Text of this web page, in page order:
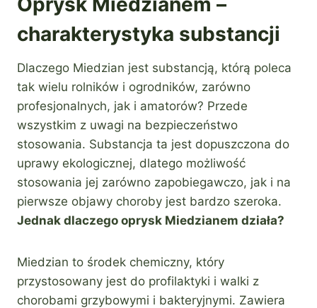
charakterystyka substancji
Dlaczego Miedzian jest substancją, którą poleca
tak wielu rolników i ogrodników, zarówno
profesjonalnych, jak i amatorów? Przede
wszystkim z uwagi na bezpieczeństwo
stosowania. Substancja ta jest dopuszczona do
uprawy ekologicznej, dlatego możliwość
stosowania jej zarówno zapobiegawczo, jak i na
pierwsze objawy choroby jest bardzo szeroka.
Jednak dlaczego oprysk Miedzianem działa?
Miedzian to środek chemiczny, który
przystosowany jest do profilaktyki i walki z
chorobami grzybowymi i bakteryjnymi. Zawiera